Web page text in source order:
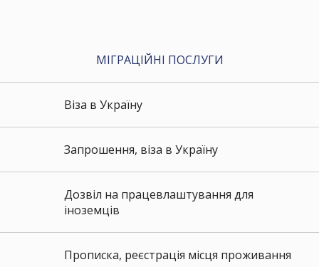
МІГРАЦІЙНІ ПОСЛУГИ
Віза в Україну
Запрошення, віза в Україну
Дозвіл на працевлаштування для
іноземців
Прописка, реєстрація місця проживання